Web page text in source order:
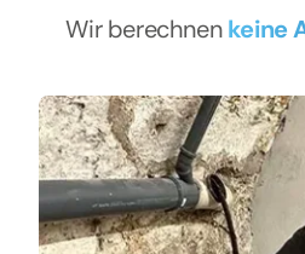
Wir berechnenkeine